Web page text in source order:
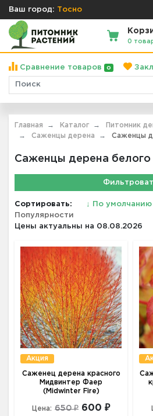
Ваш город: Тосно
0
Сравнение товаров 0
Главная Каталог
Питомник
Саженцы дерена
Саженцы
Саженцы дерена белого
Сортировать: ↓ По умолчанию
Популярности
Цены актуальны на 08.08.2026
Акция
Саженец дерена красного
Мидвинтер Фаер
(Midwinter Fire)
Цена: 650 ₽ 600 ₽